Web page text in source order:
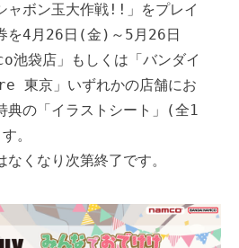
ャボン玉大作戦!!」をプレイ
を4月26日(金)～5月26日
池袋店」もしくは「バンダイ
京」いずれかの店舗にお
典の「イラストシート」(全1
。
くなり次第終了です。